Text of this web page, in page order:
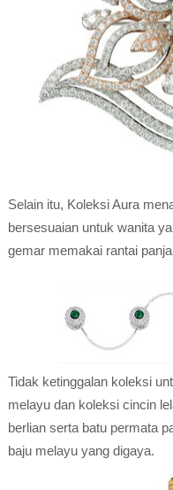
Selain itu, Koleksi Aura
bersesuaian untuk wanita
gemar memakai rantai
Tidak ketinggalan koleksi
melayu dan koleksi cincin
berlian serta batu permata
baju melayu yang digaya.